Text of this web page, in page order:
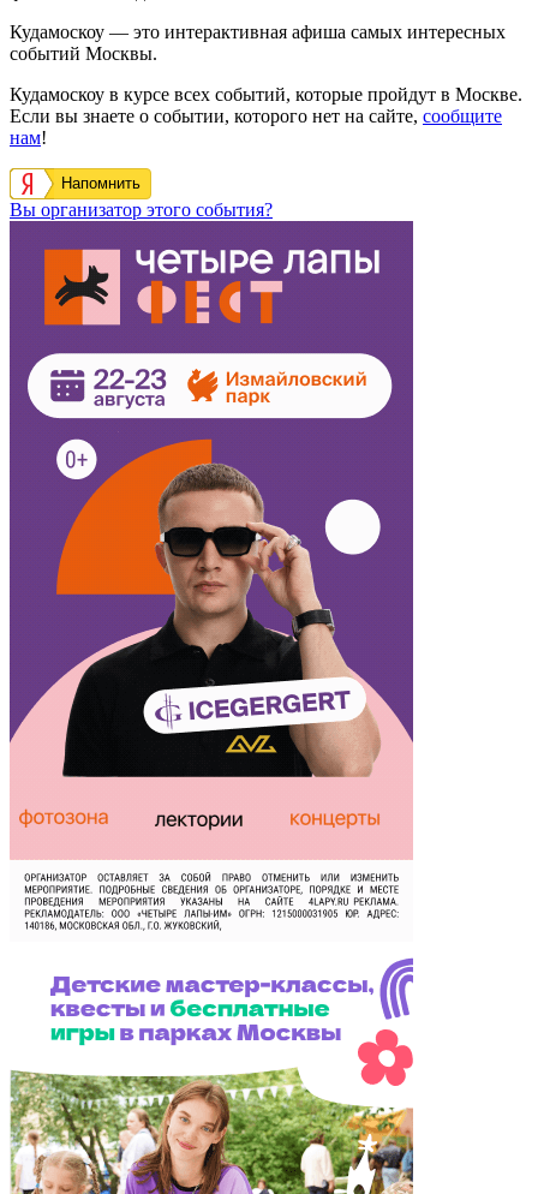
Кудамоскоу — это интерактивная афиша самых интересных
событий Москвы.
Кудамоскоу в курсе всех событий, которые пройдут в Москве.
Если вы знаете о событии, которого нет на сайте, сообщите
нам!
Напомнить
Вы организатор этого события?